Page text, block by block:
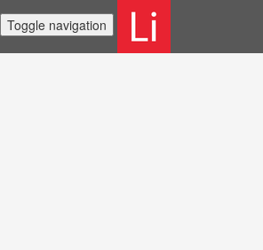
Toggle navigation